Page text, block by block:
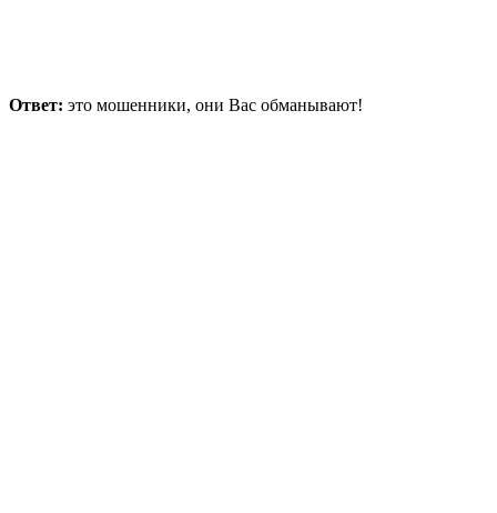
Ответ: это мошенники, они Вас обманывают!